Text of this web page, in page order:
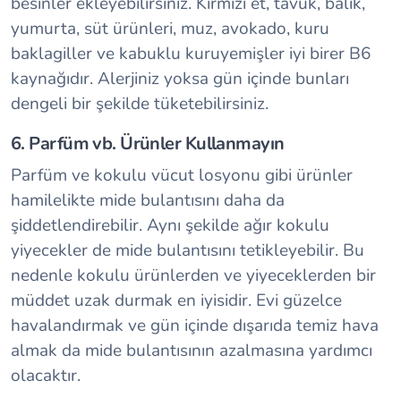
yumurta, süt ürünleri, muz, avokado, kuru
baklagiller ve kabuklu kuruyemişler iyi birer B6
kaynağıdır. Alerjiniz yoksa gün içinde bunları
dengeli bir şekilde tüketebilirsiniz.
6. Parfüm vb. Ürünler Kullanmayın
Parfüm ve kokulu vücut losyonu gibi ürünler
hamilelikte mide bulantısını daha da
şiddetlendirebilir. Aynı şekilde ağır kokulu
yiyecekler de mide bulantısını tetikleyebilir. Bu
nedenle kokulu ürünlerden ve yiyeceklerden bir
müddet uzak durmak en iyisidir. Evi güzelce
havalandırmak ve gün içinde dışarıda temiz hava
almak da mide bulantısının azalmasına yardımcı
olacaktır.